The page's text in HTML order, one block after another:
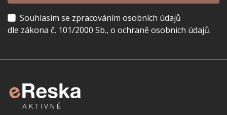
Souhlasím se zpracováním osobních údajů
dle zákona č. 101/2000 Sb., o ochraně osobních údajů.